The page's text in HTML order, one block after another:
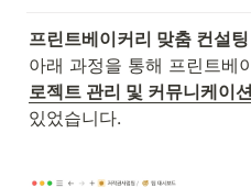
아래 과정을 통해 프린트베
로젝트 관리 및 커뮤니케이
있었습니다.